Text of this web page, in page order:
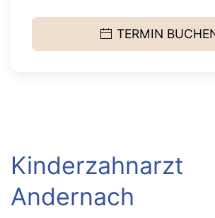
TERMIN
Kinderzahnarzt
Andernach